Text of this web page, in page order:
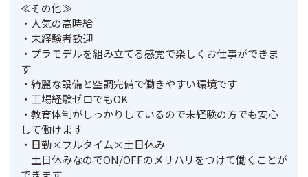
≪その他≫
・人気の高時給
・未経験者歓迎
・プラモデルを組み立てる感覚で楽しくお仕事ができま
す
・綺麗な設備と空調完備で働きやすい環境です
・工場経験ゼロでもOK
・教育体制がしっかりしているので未経験の方でも安心
して働けます
・日勤×フルタイム×土日休み
土日休みなのでON/OFFのメリハリをつけて働くことが